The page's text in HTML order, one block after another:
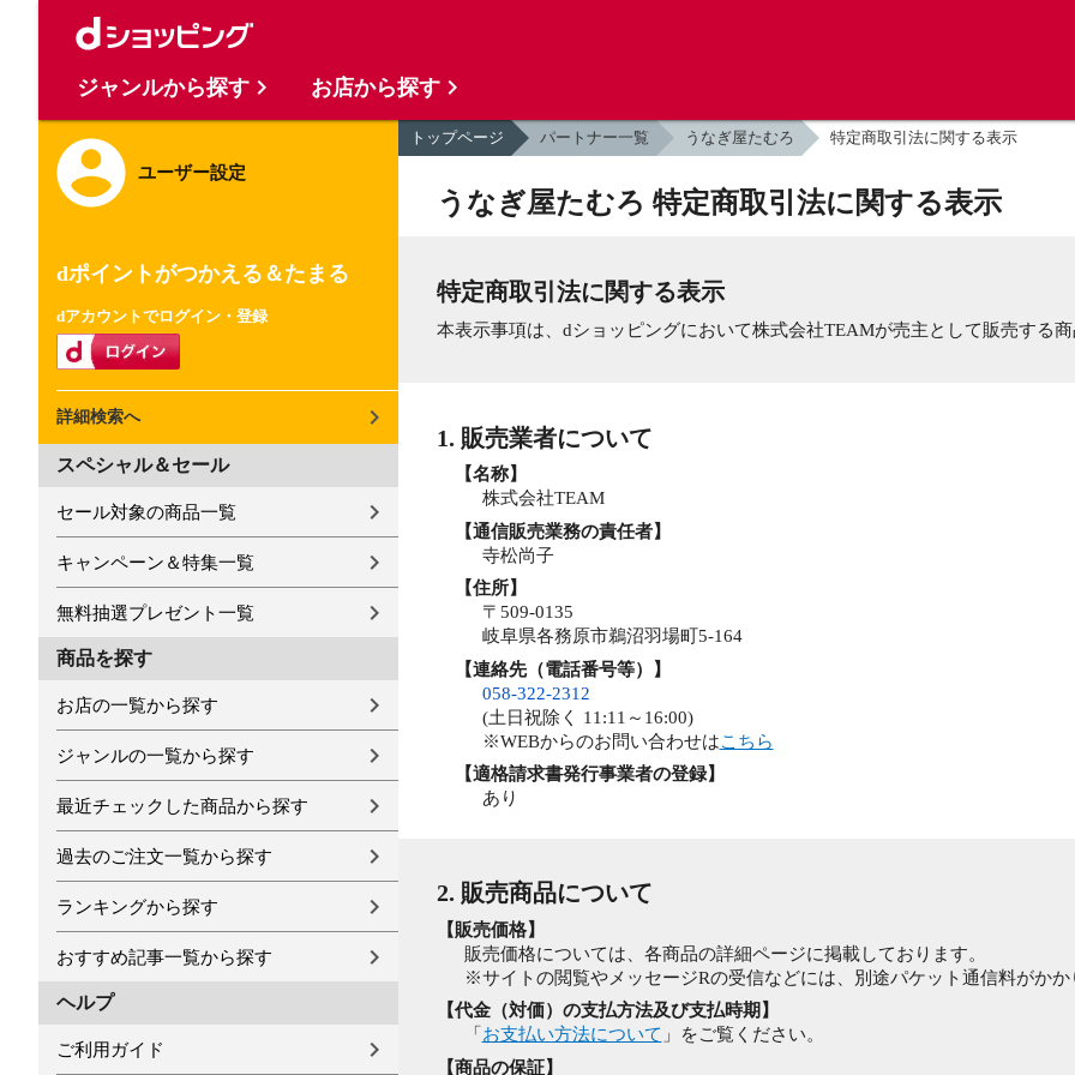
ユーザー設定
dポイントがつかえる＆たまる
dアカウントでログイン・登録
詳細検索へ
スペシャル＆セール
セール対象の商品一覧
キャンペーン＆特集一覧
無料抽選プレゼント一覧
商品を探す
お店の一覧から探す
ジャンルの一覧から探す
最近チェックした商品から探す
過去のご注文一覧から探す
ランキングから探す
おすすめ記事一覧から探す
ヘルプ
ご利用ガイド
トップページ パートナー一覧 うなぎ屋たむろ 特定商取引法に関する表示
うなぎ屋たむろ 特定商取引法に関する表示
特定商取引法に関する表示
本表示事項は、dショッピングにおいて株式会社TEAMが売主として販売する
1. 販売業者について
【名称】
株式会社TEAM
【通信販売業務の責任者】
寺松尚子
【住所】
〒509-0135
岐阜県各務原市鵜沼羽場町5-164
【連絡先（電話番号等）】
058-322-2312
(土日祝除く 11:11～16:00)
※WEBからのお問い合わせはこちら
【適格請求書発行事業者の登録】
あり
2. 販売商品について
【販売価格】
販売価格については、各商品の詳細ページに掲載しております。
※サイトの閲覧やメッセージRの受信などには、別途パケット通信料がかか
【代金（対価）の支払方法及び支払時期】
「 お支払い方法について 」をご覧ください。
【商品の保証】
ジャンルから探す お店から探す